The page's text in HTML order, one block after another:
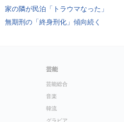
家の隣が民泊「トラウマなった」
無期刑の「終身刑化」傾向続く
芸能
芸能総合
音楽
韓流
グラビア